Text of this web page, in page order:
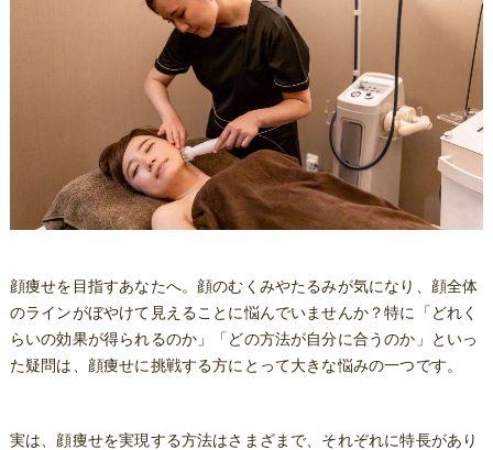
顔痩せを目指すあなたへ。顔のむくみやたるみが気になり、顔全体
のラインがぼやけて見えることに悩んでいませんか？特に「どれく
らいの効果が得られるのか」「どの方法が自分に合うのか」といっ
た疑問は、顔痩せに挑戦する方にとって大きな悩みの一つです。
実は、顔痩せを実現する方法はさまざまで、それぞれに特長があり